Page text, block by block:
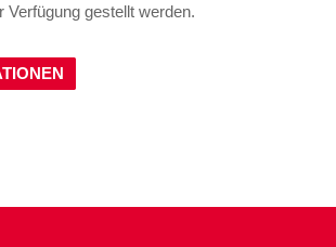
Verfügung gestellt werden.